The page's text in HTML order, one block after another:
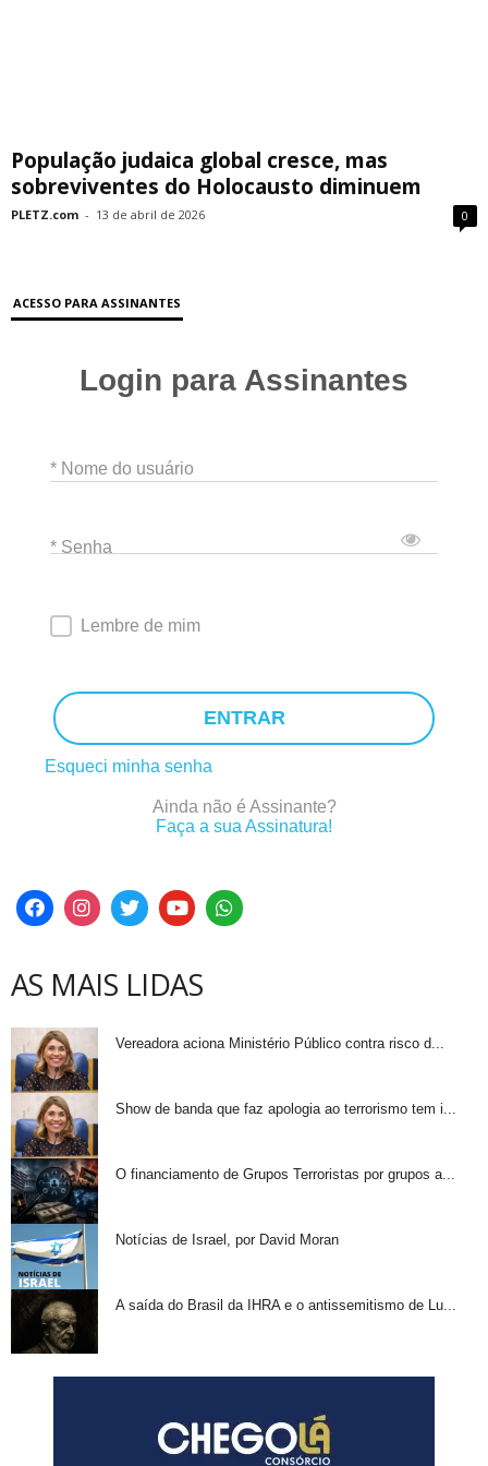
População judaica global cresce, mas
sobreviventes do Holocausto diminuem
PLETZ.com - 13 de abril de 2026 0
ACESSO PARA ASSINANTES
Login para Assinantes
* Nome do usuário
* Senha
Lembre de mim
ENTRAR
Esqueci minha senha
Ainda não é Assinante?
Faça a sua Assinatura!
AS MAIS LIDAS
Vereadora aciona Ministério Público contra risco d...
Show de banda que faz apologia ao terrorismo tem i...
O financiamento de Grupos Terroristas por grupos a...
Notícias de Israel, por David Moran
A saída do Brasil da IHRA e o antissemitismo de Lu...